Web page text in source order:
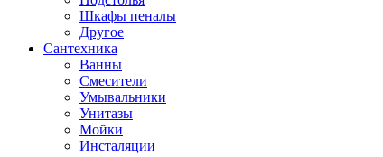
Шкафы пеналы
Другое
Сантехника
Ванны
Смесители
Умывальники
Унитазы
Мойки
Инсталяции